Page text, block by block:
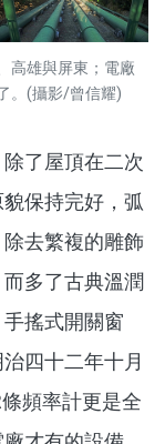
高雄與屏東；電廠
。(攝影/曾信耀)
了屋頂在二次
保持完好，弧
去繁複的雕飾
多了古典溫潤
搖式開關窗
四十二年十月
頻率計更是全